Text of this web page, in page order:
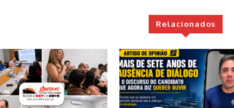
Relacionados